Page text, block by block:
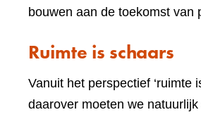
bouwen aan de toekomst van
Ruimte is schaars
Vanuit het perspectief ‘ruimte
daarover moeten we natuurlijk